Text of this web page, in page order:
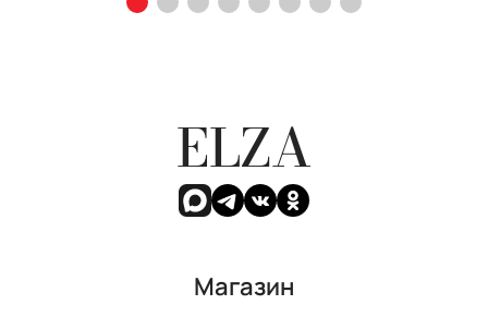
ELZA
Магазин